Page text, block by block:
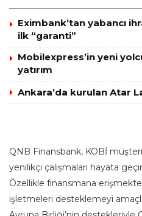
Eximbank’tan yabancı
ilk “garanti”
Mobilexpress’in yeni
yatırım
Ankara’da kurulan Atar
QNB Finansbank, KOBİ
yenilikçi çalışmaları hayata
Özellikle finansmana erişmekte
işletmeleri desteklemeyi